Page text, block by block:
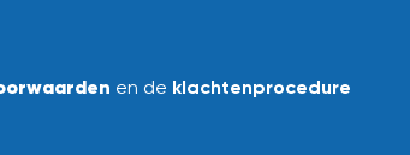
en de klachtenprocedure